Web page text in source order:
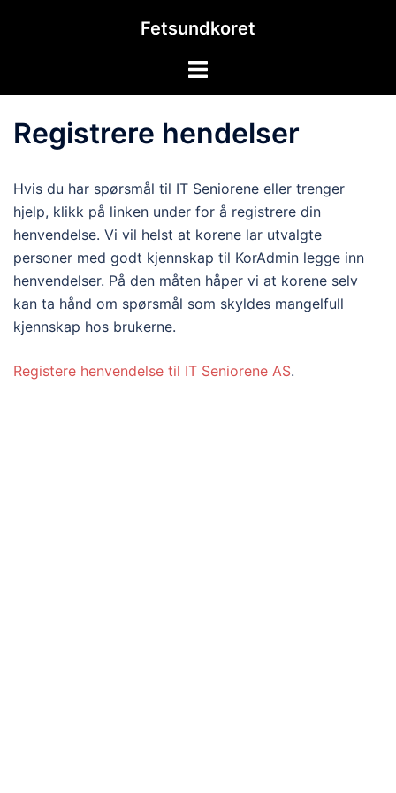
Fetsundkoret
Toggle
Registrere hendelser
Hvis du har spørsmål til IT Seniorene eller trenger
hjelp, klikk på linken under for å registrere din
henvendelse. Vi vil helst at korene lar utvalgte
personer med godt kjennskap til KorAdmin legge inn
henvendelser. På den måten håper vi at korene selv
kan ta hånd om spørsmål som skyldes mangelfull
kjennskap hos brukerne.
Registere henvendelse til IT Seniorene AS.